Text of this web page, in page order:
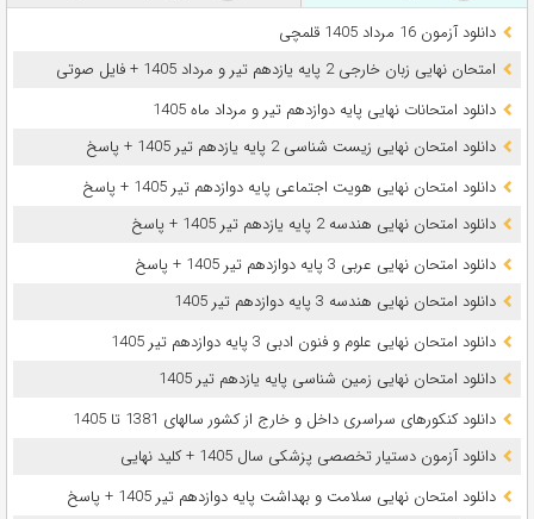
دانلود آزمون 16 مرداد 1405 قلمچی
امتحان نهایی زبان خارجی 2 پایه یازدهم تیر و مرداد 1405 + فایل صوتی
دانلود امتحانات نهایی پایه دوازدهم تیر و مرداد ماه 1405
دانلود امتحان نهایی زیست شناسی 2 پایه یازدهم تیر 1405 + پاسخ
دانلود امتحان نهایی هویت اجتماعی پایه دوازدهم تیر 1405 + پاسخ
دانلود امتحان نهایی هندسه 2 پایه یازدهم تیر 1405 + پاسخ
دانلود امتحان نهایی عربی 3 پایه دوازدهم تیر 1405 + پاسخ
دانلود امتحان نهایی هندسه 3 پایه دوازدهم تیر 1405
دانلود امتحان نهایی علوم و فنون ادبی 3 پایه دوازدهم تیر 1405
دانلود امتحان نهایی زمین شناسی پایه یازدهم تیر 1405
دانلود کنکورهای سراسری داخل و خارج از کشور سالهای 1381 تا 1405
دانلود آزمون دستیار تخصصی پزشکی سال 1405 + کلید نهایی
دانلود امتحان نهایی سلامت و بهداشت پایه دوازدهم تیر 1405 + پاسخ